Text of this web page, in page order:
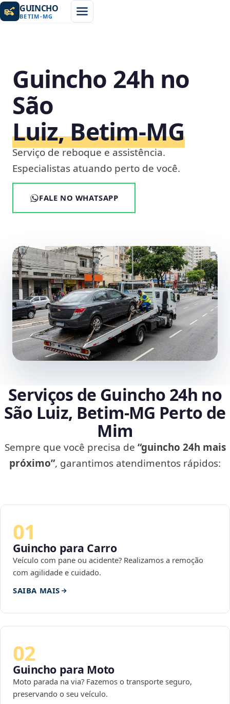
GUINCHO
BETIM-MG
Guincho 24h no
São
Luiz, Betim‑MG
Serviço de reboque e assistência.
Especialistas atuando perto de você.
FALE NO WHATSAPP
Serviços de Guincho 24h no
São Luiz, Betim‑MG Perto de
Mim
Sempre que você precisa de “guincho 24h mais
próximo”, garantimos atendimentos rápidos:
01
Guincho para Carro
Veículo com pane ou acidente? Realizamos a remoção
com agilidade e cuidado.
SAIBA MAIS
02
Guincho para Moto
Moto parada na via? Fazemos o transporte seguro,
preservando o seu veículo.